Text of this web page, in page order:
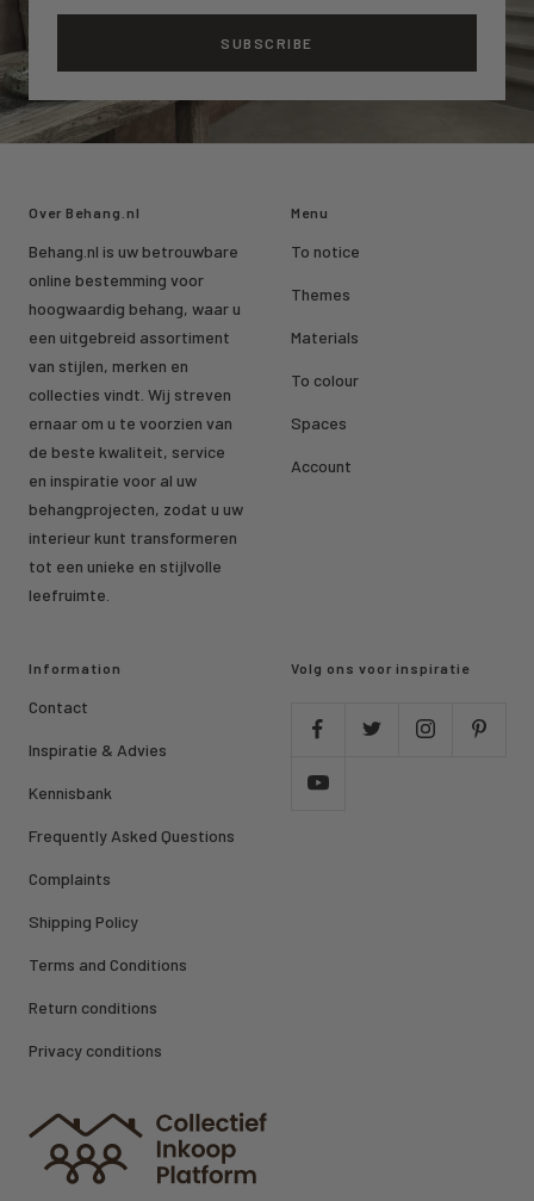
SUBSCRIBE
Over Behang.nl
Behang.nl is uw betrouwbare
online bestemming voor
hoogwaardig behang, waar u
een uitgebreid assortiment
van stijlen, merken en
collecties vindt. Wij streven
ernaar om u te voorzien van
de beste kwaliteit, service
en inspiratie voor al uw
behangprojecten, zodat u uw
interieur kunt transformeren
tot een unieke en stijlvolle
leefruimte.
Menu
To notice
Themes
Materials
To colour
Spaces
Account
Information
Contact
Inspiratie & Advies
Kennisbank
Frequently Asked Questions
Complaints
Shipping Policy
Terms and Conditions
Return conditions
Privacy conditions
Volg ons voor inspiratie